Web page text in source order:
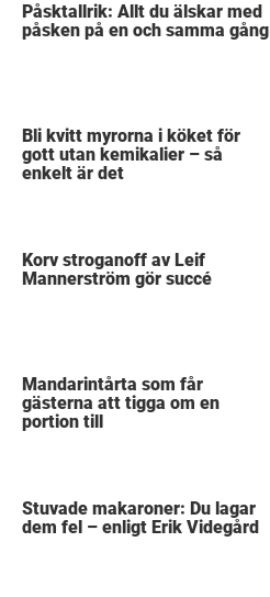
Påsktallrik: Allt du älskar med
påsken på en och samma gång
Bli kvitt myrorna i köket för
gott utan kemikalier – så
enkelt är det
Korv stroganoff av Leif
Mannerström gör succé
Mandarintårta som får
gästerna att tigga om en
portion till
Stuvade makaroner: Du lagar
dem fel – enligt Erik Videgård